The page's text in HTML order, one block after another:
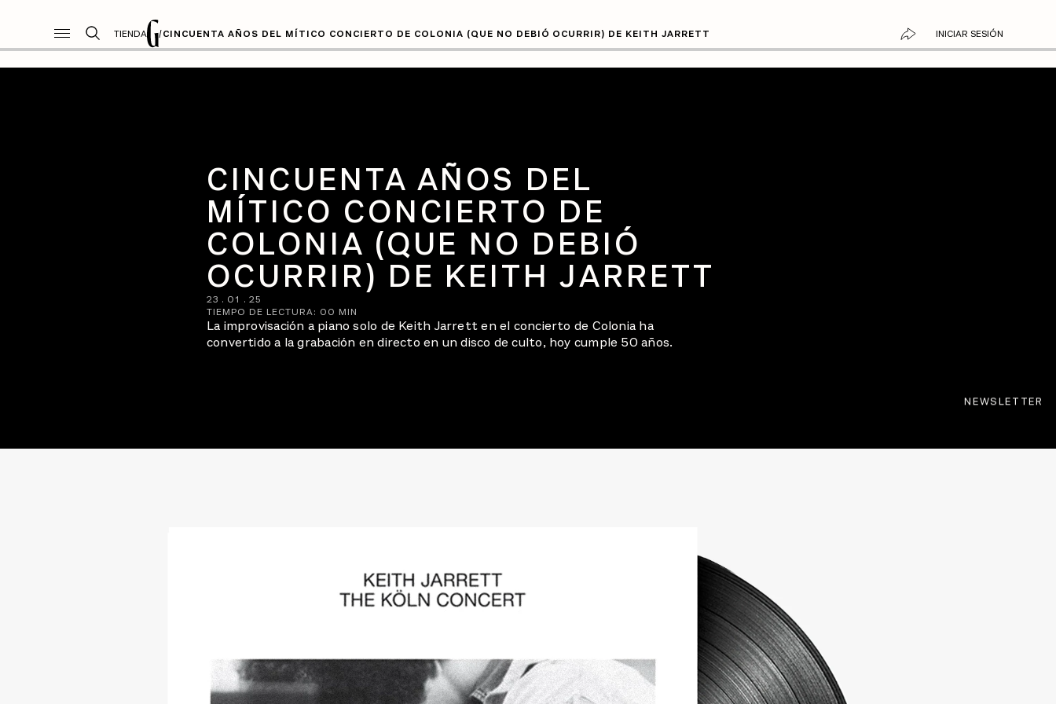
TIENDA CULTURA/CINCUENTA AÑOS DEL MÍTICO CONCIERTO DE COLONIA (QUE NO DEBIÓ OCURRIR) DE KEITH JARRETT INICIAR SESIÓN
CULTURA
CINCUENTA AÑOS DEL
MÍTICO CONCIERTO DE
COLONIA (QUE NO DEBIÓ
OCURRIR) DE KEITH JARRETT
23 . 01 . 25
TIEMPO DE LECTURA:00MIN
La improvisación a piano solo de Keith Jarrett en el concierto de Colonia ha
NEWSLETTER